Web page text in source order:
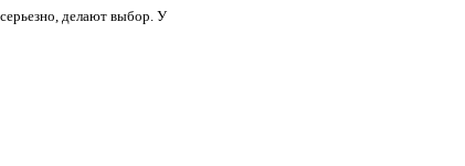
делают выбор. У